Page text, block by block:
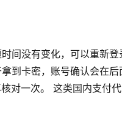
间没有变化，可以重新登
到卡密，账号确认会在后
对一次。 这类国内支付